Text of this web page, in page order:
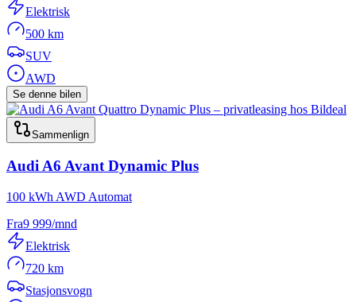
Elektrisk
500 km
SUV
AWD
Se denne bilen
Sammenlign
AudiA6 Avant Dynamic Plus
100 kWh AWD Automat
Fra9 999/mnd
Elektrisk
720 km
Stasjonsvogn